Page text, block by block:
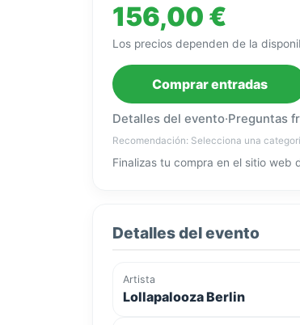
156,00 €
Los precios dependen de la
Comprar entradas
Detalles del evento·Preguntas
Recomendación: Selecciona una
Finalizas tu compra en el sitio web
Detalles del evento
Artista
Lollapalooza Berlin